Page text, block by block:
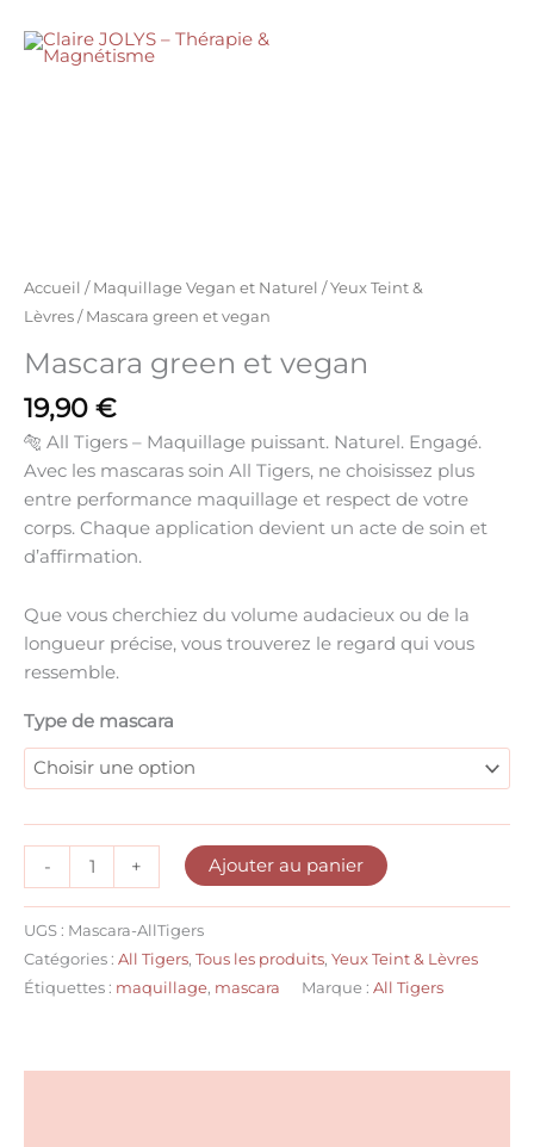
contenu
Accueil /Maquillage Vegan et Naturel /Yeux Teint &
Lèvres/ Mascara green et vegan
Mascara green et vegan
19,90 €
🐅 All Tigers – Maquillage puissant. Naturel. Engagé.
Avec les mascaras soin All Tigers, ne choisissez plus
entre performance maquillage et respect de votre
corps. Chaque application devient un acte de soin et
d’affirmation.
Que vous cherchiez du volume audacieux ou de la
longueur précise, vous trouverez le regard qui vous
ressemble.
Type de mascara
- + Ajouter au panier
UGS : Mascara-AllTigers
Catégories : All Tigers, Tous les produits, Yeux Teint & Lèvres
Étiquettes : maquillage, mascara Marque : All Tigers